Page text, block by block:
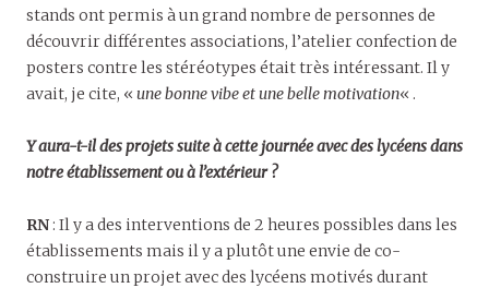
stands ont permis à un grand nombre de personnes de
découvrir différentes associations, l’atelier confection de
posters contre les stéréotypes était très intéressant. Il y
avait, je cite, « une bonne vibe et une belle motivation« .
Y aura-t-il des projets suite à cette journée avec des lycéens dans
notre établissement ou à l’extérieur ?
RN: Il y a des interventions de 2 heures possibles dans les
établissements mais il y a plutôt une envie de co-
construire un projet avec des lycéens motivés durant